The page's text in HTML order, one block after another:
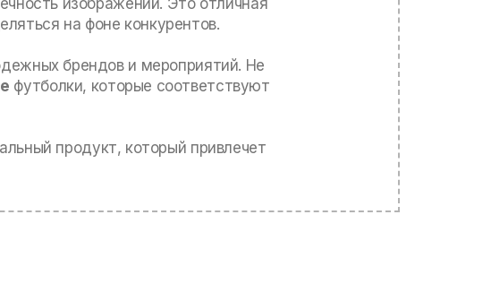
изображений. Это отличная
на фоне конкурентов.
брендов и мероприятий. Не
футболки, которые соответствуют
продукт, который привлечет